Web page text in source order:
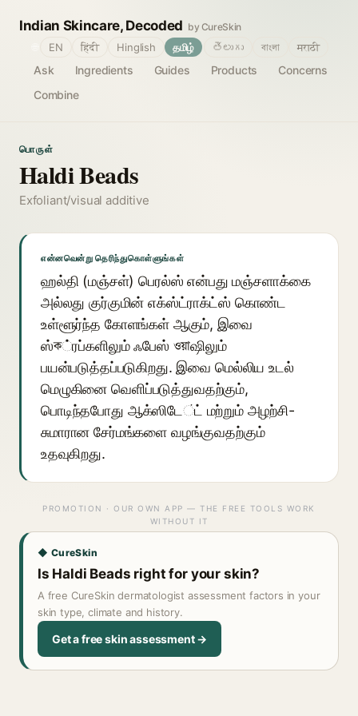
Indian Skincare, Decoded by CureSkin
Ask Ingredients Guides Products
Concerns
Combine
EN हिंदी Hinglish தமிழ் తెలుగు বাংলা मराठी
பொருள்
Haldi Beads
Exfoliant/visual additive
என்னவென்று தெரிந்துகொள்ளுங்கள்
ஹல்தி (மஞ்சள்) பெரல்ஸ் என்பது மஞ்சளாக்கை
அல்லது குர்குமின் எக்ஸ்ட்ராக்ட்ஸ் கொண்ட
உள்ளூர்ந்த கோளங்கள் ஆகும், இவை
ஸ்ক்ரப்களிலும் ஃபேஸ் ওয়াஷிலும்
பயன்படுத்தப்படுகிறது. இவை மெல்லிய உடல்
மெழுகினை வெளிப்படுத்துவதற்கும்,
பொடிந்தபோது ஆக்ஸிடேंட் மற்றும் அழற்சி-
சுமாரான சேர்மங்களை வழங்குவதற்கும்
உதவுகிறது.
PROMOTION · OUR OWN APP — THE FREE TOOLS WORK
WITHOUT IT
◆ CureSkin
Is Haldi Beads right for your skin?
A free CureSkin dermatologist assessment factors in your
skin type, climate and history.
Get a free skin assessment →